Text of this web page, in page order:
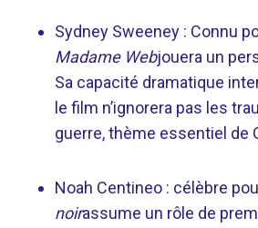
Sydney Sweeney : Connu
Madame Webjouera un
Sa capacité dramatique
le film n’ignorera pas les
guerre, thème essentiel de
Noah Centineo : célèbre
noirassume un rôle de